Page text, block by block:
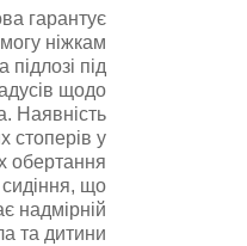
гарантує
ніжкам
підлозі під
щодо
Наявність
стоперів у
обертання
сидіння, що
надмірній
та дитини